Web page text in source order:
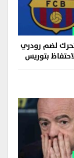
لضم رودري
بتوريس